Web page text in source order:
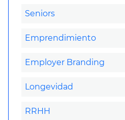
Seniors
Emprendimiento
Employer Branding
Longevidad
RRHH